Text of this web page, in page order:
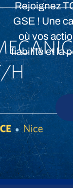
Rejoignez
GSE ! Une
où vos
fiabilité et la